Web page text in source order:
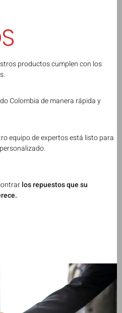
productos cumplen con los
Colombia de manera rápida y
equipo de expertos está listo para
los repuestos que su